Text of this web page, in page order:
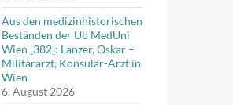
Aus den medizinhistorischen
Beständen der Ub MedUni
Wien [382]: Lanzer, Oskar –
Militärarzt, Konsular-Arzt in
Wien
6. August 2026